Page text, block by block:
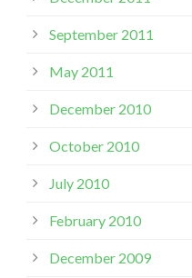
September 2011
May 2011
December 2010
October 2010
July 2010
February 2010
December 2009